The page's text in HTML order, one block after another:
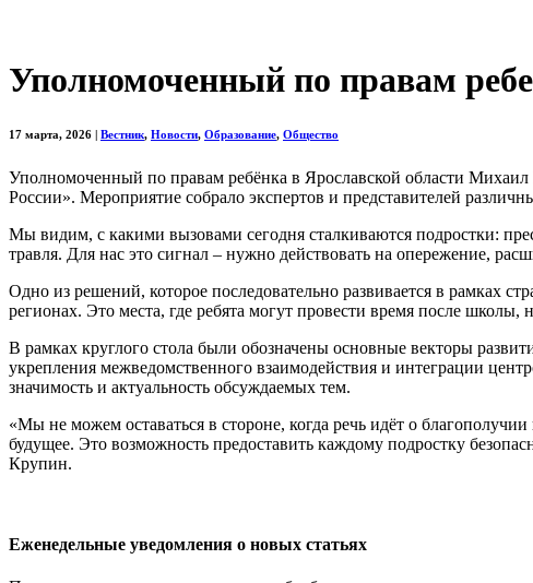
Уполномоченный по правам
17 марта, 2026 Вестник, Новости, Образование, Общество
Уполномоченный по правам ребёнка в Ярославской области
России». Мероприятие собрало экспертов и представителей
Мы видим, с какими вызовами сегодня сталкиваются подростки:
травля. Для нас это сигнал – нужно действовать на опережение,
Одно из решений, которое последовательно развивается в рамках
регионах. Это места, где ребята могут провести время после
В рамках круглого стола были обозначены основные векторы
укрепления межведомственного взаимодействия и интеграции
значимость и актуальность обсуждаемых тем.
«Мы не можем оставаться в стороне, когда речь идёт о
будущее. Это возможность предоставить каждому подростку
Крупин.
Еженедельные уведомления о новых статьях